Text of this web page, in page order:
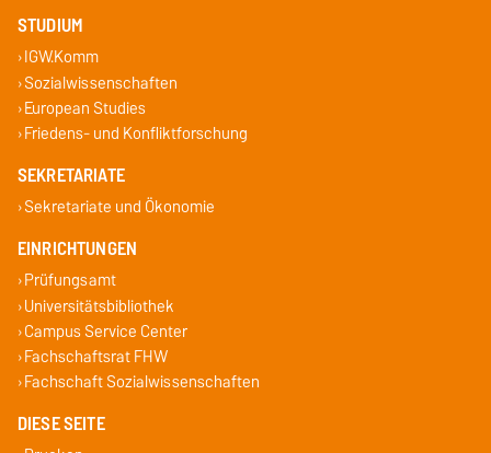
STUDIUM
IGW.Komm
Sozialwissenschaften
European Studies
Friedens- und Konfliktforschung
SEKRETARIATE
Sekretariate und Ökonomie
EINRICHTUNGEN
Prüfungsamt
Universitätsbibliothek
Campus Service Center
Fachschaftsrat FHW
Fachschaft Sozialwissenschaften
DIESE SEITE